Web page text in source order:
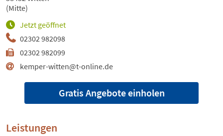
02302 982098
02302 982099
kemper-witten@t-online.de
Jetzt geöffnet
(Mitte)
Gratis Angebote einholen
Leistungen